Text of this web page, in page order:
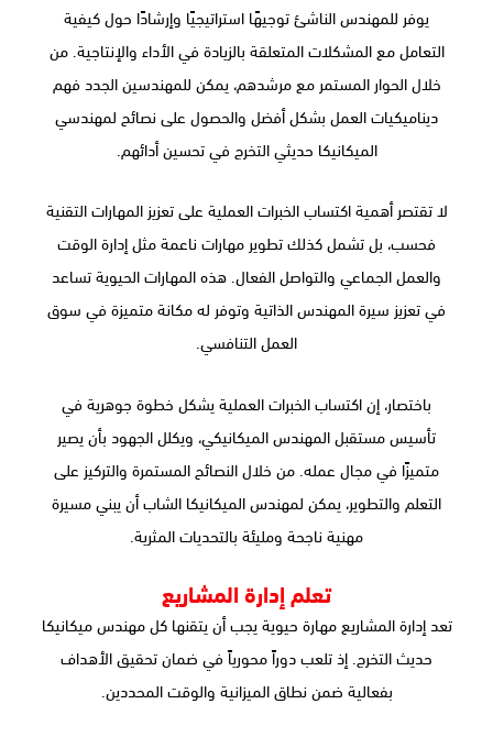
يوفر للمهندس الناشئ توجيهًا استراتيجيًا وإرشادًا حول كيفية
التعامل مع المشكلات المتعلقة بالزيادة في الأداء والإنتاجية. من
خلال الحوار المستمر مع مرشدهم، يمكن للمهندسين الجدد فهم
ديناميكيات العمل بشكل أفضل والحصول على نصائح لمهندسي
الميكانيكا حديثي التخرج في تحسين أدائهم.
لا تقتصر أهمية اكتساب الخبرات العملية على تعزيز المهارات التقنية
فحسب، بل تشمل كذلك تطوير مهارات ناعمة مثل إدارة الوقت
والعمل الجماعي والتواصل الفعال. هذه المهارات الحيوية تساعد
في تعزيز سيرة المهندس الذاتية وتوفر له مكانة متميزة في سوق
العمل التنافسي.
باختصار، إن اكتساب الخبرات العملية يشكل خطوة جوهرية في
تأسيس مستقبل المهندس الميكانيكي، ويكلل الجهود بأن يصير
متميزًا في مجال عمله. من خلال النصائح المستمرة والتركيز على
التعلم والتطوير، يمكن لمهندس الميكانيكا الشاب أن يبني مسيرة
مهنية ناجحة ومليئة بالتحديات المثرية.
تعلم إدارة المشاريع
تعد إدارة المشاريع مهارة حيوية يجب أن يتقنها كل مهندس ميكانيكا
حديث التخرج. إذ تلعب دوراً محورياً في ضمان تحقيق الأهداف
بفعالية ضمن نطاق الميزانية والوقت المحددين.